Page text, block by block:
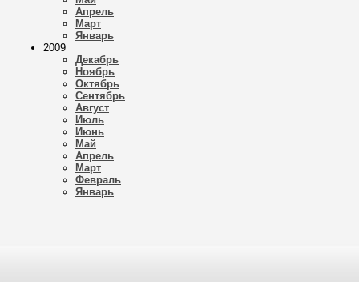
Апрель
Март
Январь
2009
Декабрь
Ноябрь
Октябрь
Сентябрь
Август
Июль
Июнь
Май
Апрель
Март
Февраль
Январь